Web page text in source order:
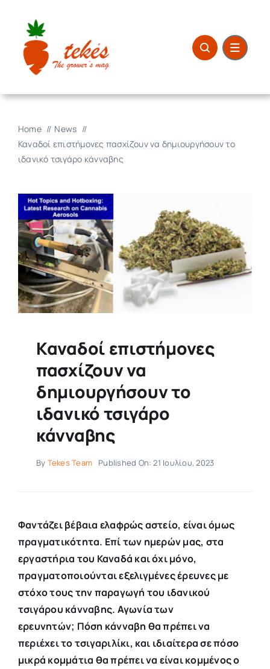
περιεχόμενο
Home
News
Καναδοί επιστήμονες πασχίζουν να δημιουργήσουν το
ιδανικό τσιγάρο κάνναβης
Καναδοί επιστήμονες
πασχίζουν να
δημιουργήσουν το
ιδανικό τσιγάρο
κάνναβης
By Tekes Team Published On: 21 Ιουλίου, 2023
Φαντάζει βέβαια ελαφρώς αστείο, είναι όμως
πραγματικότητα. Επί των ημερών μας, στα
εργαστήρια του Καναδά και όχι μόνο,
πραγματοποιούνται εξελιγμένες έρευνες με
στόχο τους την παραγωγή του ιδανικού
τσιγάρου κάνναβης. Αγωνία των
ερευνητών; Πόση κάνναβη θα πρέπει να
περιέχει το τσιγαριλίκι, και ιδιαίτερα σε πόσο
μικρά κομμάτια θα πρέπει να είναι κομμένος ο